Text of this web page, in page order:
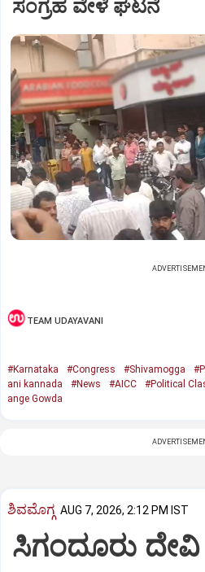
ಸಂಗ್ರಹ ವೇಳೆ ಘಟನೆ
TEAM UDAYAVANI
#Karnataka #Congress #Shivamogga
ani kannada
#News #AICC #Political
ange Gowda
ಶಿವಮೊಗ್ಗ AUG 7, 2026, 2:12 PM IST
ಸಿಗಂದೂರು ದೇವಿ